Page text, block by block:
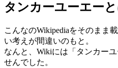
タンカーユーエー
こんなのWikipediaをそのまま
い考えが間違いのもと。
なんと、Wikiには「タンカー
せんでした。